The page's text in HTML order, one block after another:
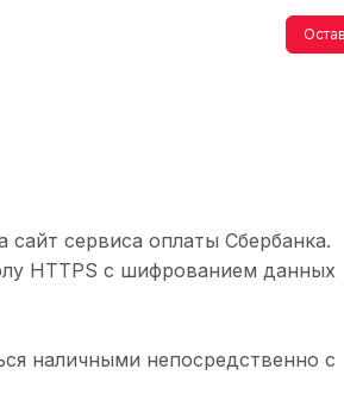
сервиса оплаты Сбербанка.
HTTPS с шифрованием данных
наличными непосредственно с